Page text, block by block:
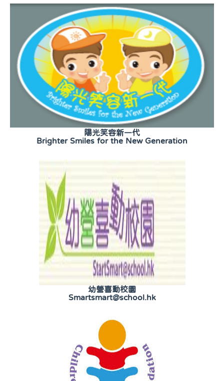
陽光笑容新一代
Brighter Smiles for the New Generation
幼營喜動校園
Smartsmart@school.hk